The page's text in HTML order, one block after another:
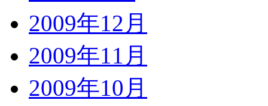
2009年12月
2009年11月
2009年10月